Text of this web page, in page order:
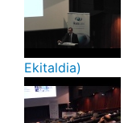
Ekitaldia)